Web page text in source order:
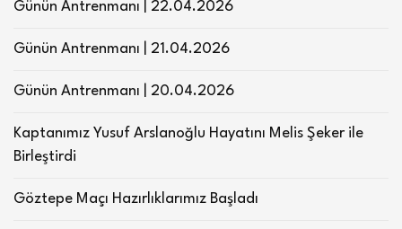
Günün Antrenmanı | 22.04.2026
Günün Antrenmanı | 21.04.2026
Günün Antrenmanı | 20.04.2026
Kaptanımız Yusuf Arslanoğlu Hayatını Melis Şeker ile
Birleştirdi
Göztepe Maçı Hazırlıklarımız Başladı